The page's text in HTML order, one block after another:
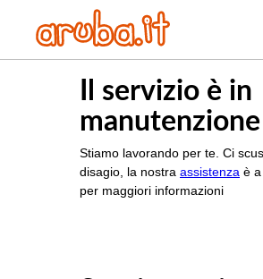
Il servizio è in
manutenzione
Stiamo lavorando per te. Ci
disagio, la nostra assistenza è
per maggiori informazioni